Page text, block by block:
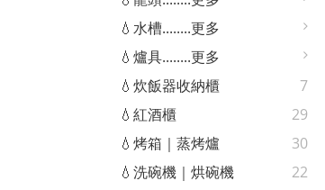
💧水槽........更多
💧爐具........更多
💧炊飯器收納櫃
7
💧紅酒櫃
29
💧烤箱｜蒸烤爐
30
💧洗碗機｜烘碗機
22